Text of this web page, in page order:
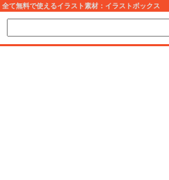
全て無料で使えるイラスト素材：イラストボックス